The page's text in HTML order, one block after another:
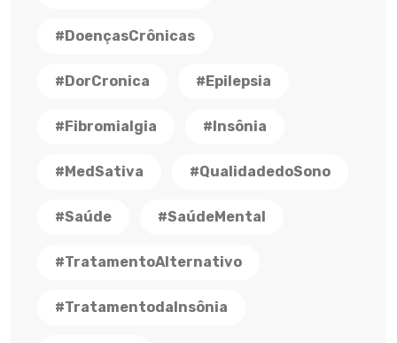
#DoençasCrônicas
#DorCronica #Epilepsia
#Fibromialgia #Insônia
#MedSativa #QualidadedoSono
#Saúde #SaúdeMental
#TratamentoAlternativo
#TratamentodaInsônia